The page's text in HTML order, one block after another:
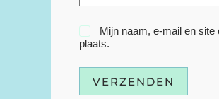
Mijn naam, e-mail en
plaats.
VERZENDEN